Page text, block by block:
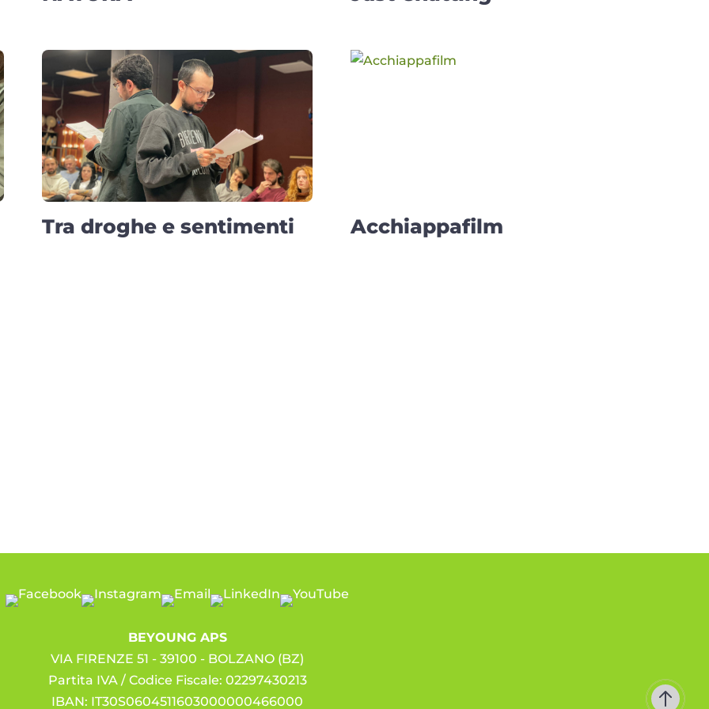
Tra droghe e sentimenti Acchiappafilm
BEYOUNG APS
VIA FIRENZE 51 - 39100 - BOLZANO (BZ)
Partita IVA / Codice Fiscale: 02297430213
IBAN: IT30S0604511603000000466000